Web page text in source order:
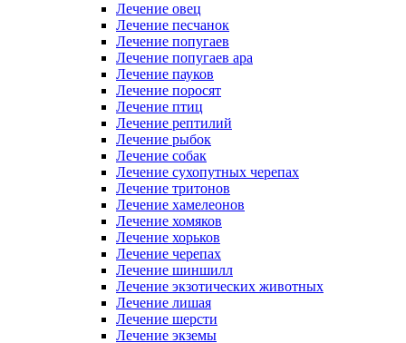
Лечение овец
Лечение песчанок
Лечение попугаев
Лечение попугаев ара
Лечение пауков
Лечение поросят
Лечение птиц
Лечение рептилий
Лечение рыбок
Лечение собак
Лечение сухопутных черепах
Лечение тритонов
Лечение хамелеонов
Лечение хомяков
Лечение хорьков
Лечение черепах
Лечение шиншилл
Лечение экзотических животных
Лечение лишая
Лечение шерсти
Лечение экземы